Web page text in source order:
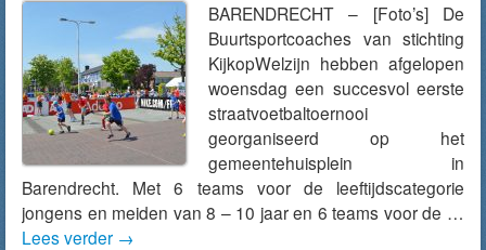
BARENDRECHT – [Foto’s] De
Buurtsportcoaches van stichting
KijkopWelzijn hebben afgelopen
woensdag een succesvol eerste
straatvoetbaltoernooi
georganiseerd op het
gemeentehuisplein in
Barendrecht. Met 6 teams voor de leeftijdscategorie
jongens en meiden van 8 – 10 jaar en 6 teams voor de …
Lees verder →